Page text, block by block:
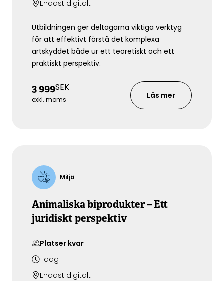
Endast digitalt
Utbildningen ger deltagarna viktiga verktyg
för att effektivt förstå det komplexa
artskyddet både ur ett teoretiskt och ett
praktiskt perspektiv.
3 999SEK
exkl. moms Läs mer
Miljö
Animaliska biprodukter – Ett
juridiskt perspektiv
Platser kvar
1 dag
Endast digitalt